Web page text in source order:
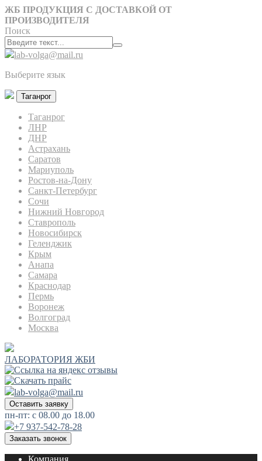
ЖБ ПРОДУКЦИЯ С ДОСТАВКОЙ ОТ
ПРОИЗВОДИТЕЛЯ
Поиск
lab-volga@mail.ru
Выберите язык
Таганрог
Таганрог
ЛНР
ДНР
Астрахань
Саратов
Мариуполь
Ростов-на-Дону
Санкт-Петербург
Сочи
Нижний Новгород
Ставрополь
Новосибирск
Геленджик
Крым
Анапа
Самара
Краснодар
Пермь
Воронеж
Волгоград
Москва
ЛАБОРАТОРИЯ ЖБИ
lab-volga@mail.ru
Оставить заявку
пн-пт: с 08.00 до 18.00
+7 937-542-78-28
Заказать звонок
Компания